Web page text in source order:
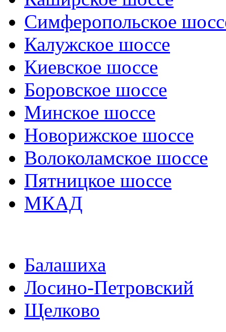
Симферопольское
Калужское шоссе
Киевское шоссе
Боровское шоссе
Минское шоссе
Новорижское шоссе
Волоколамское шоссе
Пятницкое шоссе
МКАД
Балашиха
Лосино-Петровский
Щелково